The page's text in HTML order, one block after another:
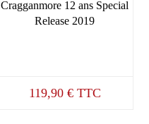
Cragganmore 12 ans Special
Release 2019
119,90 € TTC